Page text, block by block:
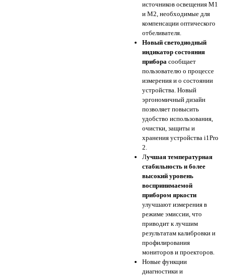
источников освещения M1
и M2, необходимые для
компенсации оптического
отбеливателя.
Новый светодиодный
индикатор состояния
приборасообщает
пользователю о процессе
измерения и о состоянии
устройства. Новый
эргономичный дизайн
позволяет повысить
удобство использования,
очистки, защиты и
хранения устройства i1Pro
2.
Лучшая температурная
стабильность и более
высокий уровень
воспринимаемой
прибором яркости
улучшают измерения в
режиме эмиссии, что
приводит к лучшим
результатам калибровки и
профилирования
мониторов и проекторов.
Новые функции
диагностики и